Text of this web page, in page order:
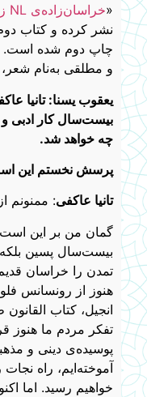
«خراسان‌زاده‌ی NL زمینم
چاپ دوم شده است.
و مطلقی به‌نام
یعقوب یسنا: تانیا
بیست‌سال کار ادبی و
چه خواهد شد.
پرسش نخستم این است
تانیا عاکفی: ممنونم
گمان من بر این است
بیست‌سال پسین
تمدن را خراسان
هنوز از رونسانس
انجیل، کتاب
تفکر مردم ما
پوسیده‌ی دینی و
آموخته‌ایم، راه
خواهیم رسید. اما